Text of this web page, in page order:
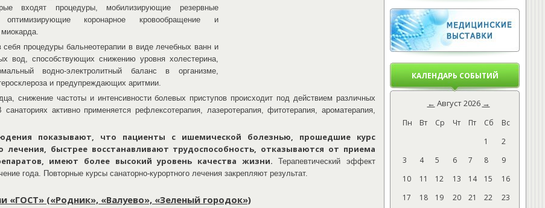
КАЛЕНДАРЬ СОБЫТИЙ
← Август 2026 →
Пн Вт Ср Чт Пт Сб
Вс
1
2
3
4 5 6 7 8
9
10
11 12 13 14 15
16
17
18 19 20 21 22
23
входят процедуры, мобилизирующие резервные
коронарное кровообращение и
процедуры бальнеотерапии в виде лечебных ванн и
вод, способствующих снижению уровня холестерина,
водно-электролитный баланс в организме,
и предупреждающих аритмии.
снижение частоты и интенсивности болевых приступов происходит под действием различных
активно применяется рефлексотерапия, лазеротерапия, фитотерапия, ароматерапия,
показывают, что пациенты с ишемической болезнью, прошедшие курс
лечения, быстрее восстанавливают трудоспособность, отказываются от приема
имеют более высокий уровень качества жизни. Терапевтический эффект
года. Повторные курсы санаторно-курортного лечения закрепляют результат.
«ГОСТ» («Родник», «Валуево», «Зеленый городок»)